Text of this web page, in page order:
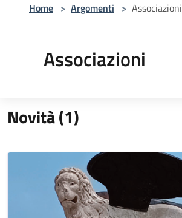
Home > Argomenti > Associazioni
Associazioni
Novità (1)